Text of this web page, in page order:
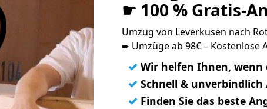
☛ 100 % Gratis-
Umzug von Leverkusen nach
➨ Umzüge ab 98€ – Kostenlose
✓ Wir helfen Ihnen, wenn
✓ Schnell &
✓ Finden Sie das beste